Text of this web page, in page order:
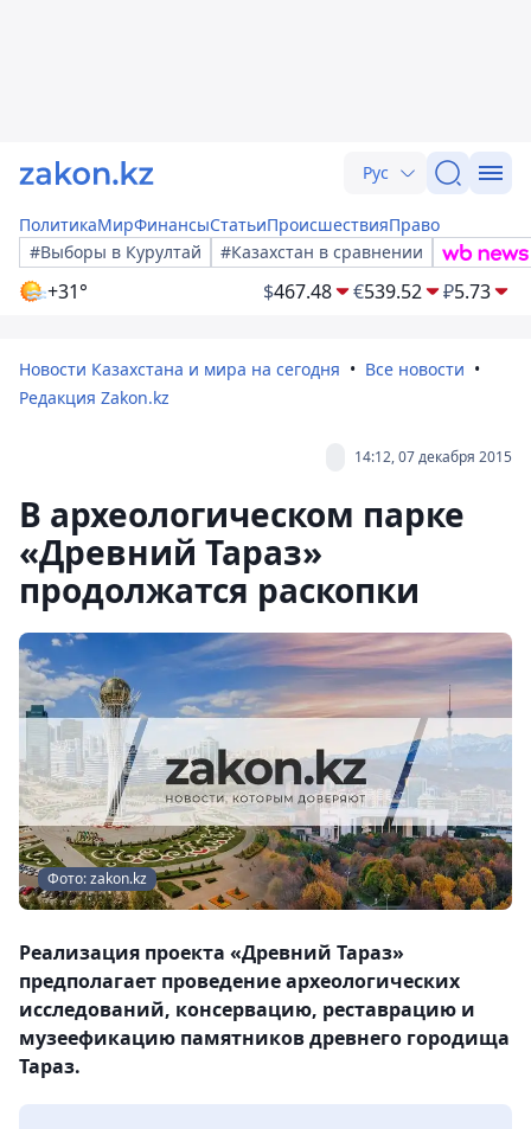
Рус
ПолитикаМирФинансыСтатьиПроисшествияПраво
#Выборы в Курултай
#Казахстан в сравнении
+31° $467.48 €539.52 ₽5.73
Новости Казахстана и мира на сегодня
Все новости
Редакция Zakon.kz
14:12, 07 декабря 2015
В археологическом парке
«Древний Тараз»
продолжатся раскопки
Фото: zakon.kz
Реализация проекта «Древний Тараз»
предполагает проведение археологических
исследований, консервацию, реставрацию и
музеефикацию памятников древнего городища
Тараз.